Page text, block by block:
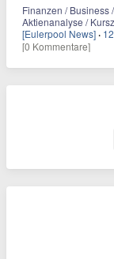
Finanzen / Business
Aktienanalyse /
[Eulerpool News] ·
[0 Kommentare]